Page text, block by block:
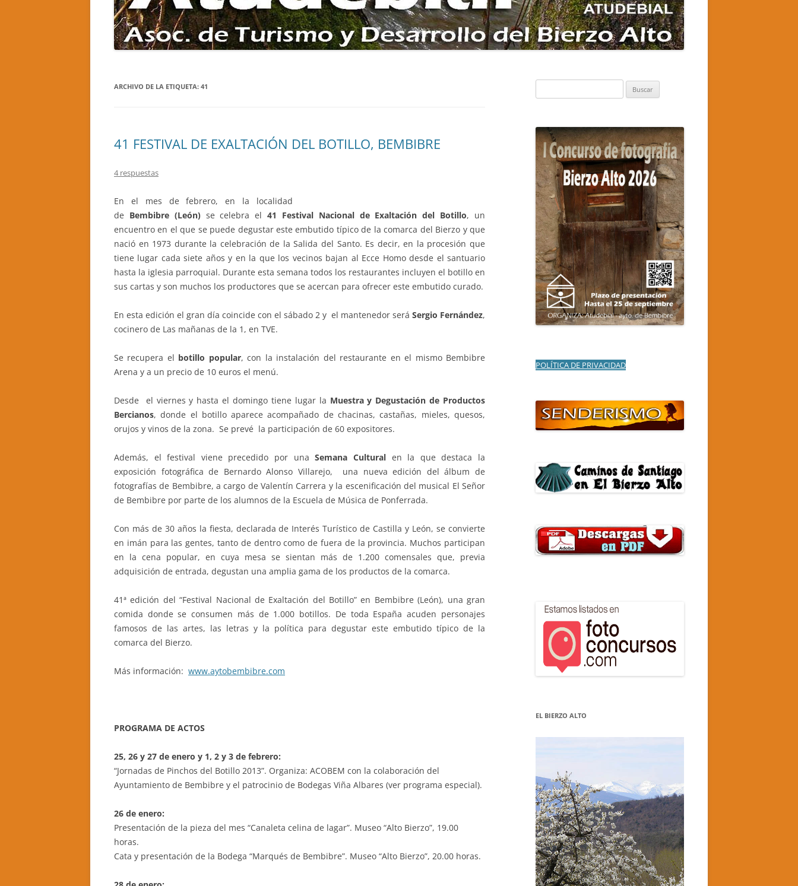
CASA RURAL LA TRALLERA
CASA RURAL LA GORTINA
CASA RURAL EL MIRADOR DEL
MADREÑAS ROJAS
CASA RURAL BEGOÑA
CASA RURAL LA NOGALA, CRA
CASA RURAL ABUELO GRACIANO
CASA RURAL LA CURUJA
CASA RURAL LA CANDEA
CASA RURAL LA CALZADA REAL
HOTEL RURAL EL VERDENAL
“EL AGUZO”
EL ALCORNOCAL DE COBRANA
DE COLINAS AL CAMPO DE
SANTIAGO
RUTA DE LOS PETROGLIFOS DE
ARCHIVO DE LA ETIQUETA: 41
41 FESTIVAL DE EXALTACIÓN DEL BOTILLO, BEMBIBRE
4 respuestas
En el mes de febrero, en la localidad
de Bembibre (León)se celebra el41 Festival Nacional de Exaltación del Botillo, un
encuentro en el que se puede degustar este embutido típico de la comarca del Bierzo y que
nació en 1973 durante la celebración de la Salida del Santo. Es decir, en la procesión que
tiene lugar cada siete años y en la que los vecinos bajan al Ecce Homo desde el santuario
hasta la iglesia parroquial. Durante esta semana todos los restaurantes incluyen el botillo en
sus cartas y son muchos los productores que se acercan para ofrecer este embutido curado.
En esta edición el gran día coincide con el sábado 2 y el mantenedor será Sergio Fernández,
cocinero de Las mañanas de la 1, en TVE.
Se recupera el botillo popular, con la instalación del restaurante en el mismo Bembibre
Arena y a un precio de 10 euros el menú.
Desde el viernes y hasta el domingo tiene lugar la Muestra y Degustación de Productos
Bercianos, donde el botillo aparece acompañado de chacinas, castañas, mieles, quesos,
orujos y vinos de la zona. Se prevé la participación de 60 expositores.
Además, el festival viene precedido por unaSemana Culturalen la que destaca la
exposición fotográfica de Bernardo Alonso Villarejo, una nueva edición del álbum de
fotografías de Bembibre, a cargo de Valentín Carrera y la escenificación del musical El Señor
de Bembibre por parte de los alumnos de la Escuela de Música de Ponferrada.
Con más de 30 años la fiesta, declarada de Interés Turístico de Castilla y León, se convierte
en imán para las gentes, tanto de dentro como de fuera de la provincia. Muchos participan
en la cena popular, en cuya mesa se sientan más de 1.200 comensales que, previa
adquisición de entrada, degustan una amplia gama de los productos de la comarca.
41ª edición del “Festival Nacional de Exaltación del Botillo” en Bembibre (León), una gran
comida donde se consumen más de 1.000 botillos. De toda España acuden personajes
famosos de las artes, las letras y la política para degustar este embutido típico de la
comarca del Bierzo.
Más información: www.aytobembibre.com
PROGRAMA DE ACTOS
25, 26 y 27 de enero y 1, 2 y 3 de febrero:
“Jornadas de Pinchos del Botillo 2013”. Organiza: ACOBEM con la colaboración del
Ayuntamiento de Bembibre y el patrocinio de Bodegas Viña Albares (ver programa especial).
26 de enero:
Presentación de la pieza del mes “Canaleta celina de lagar”. Museo “Alto Bierzo”, 19.00
horas.
Cata y presentación de la Bodega “Marqués de Bembibre”. Museo “Alto Bierzo”, 20.00 horas.
POLÍTICA DE PRIVACIDAD
EL BIERZO ALTO